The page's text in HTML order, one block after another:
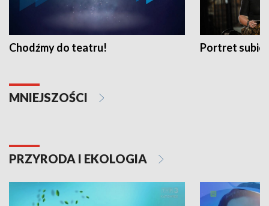
Chodźmy do teatru! Portret
MNIEJSZOŚCI
PRZYRODA I EKOLOGIA